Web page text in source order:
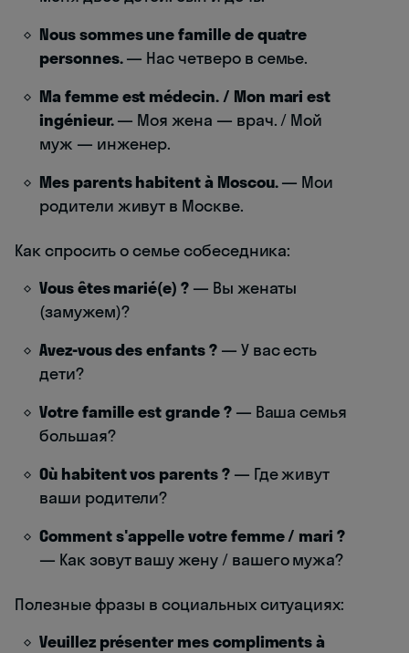
Nous sommes une famille de quatre
personnes.— Нас четверо в семье.
Ma femme est médecin. / Mon mari est
ingénieur.— Моя жена — врач. / Мой
муж — инженер.
Mes parents habitent à Moscou.— Мои
родители живут в Москве.
Как спросить о семье собеседника:
Vous êtes marié(e) ? — Вы женаты
(замужем)?
Avez-vous des enfants ?— У вас есть
дети?
Votre famille est grande ?— Ваша семья
большая?
Où habitent vos parents ?— Где живут
ваши родители?
Comment s'appelle votre femme / mari ?
— Как зовут вашу жену / вашего мужа?
Полезные фразы в социальных ситуациях:
Veuillez présenter mes compliments à